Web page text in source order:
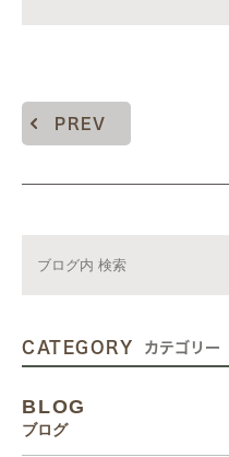
PREV
CATEGORY カテゴリー
BLOG
ブログ